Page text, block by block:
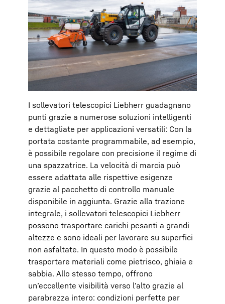
I sollevatori telescopici Liebherr guadagnano
punti grazie a numerose soluzioni intelligenti
e dettagliate per applicazioni versatili: Con la
portata costante programmabile, ad esempio,
è possibile regolare con precisione il regime di
una spazzatrice. La velocità di marcia può
essere adattata alle rispettive esigenze
grazie al pacchetto di controllo manuale
disponibile in aggiunta. Grazie alla trazione
integrale, i sollevatori telescopici Liebherr
possono trasportare carichi pesanti a grandi
altezze e sono ideali per lavorare su superfici
non asfaltate. In questo modo è possibile
trasportare materiali come pietrisco, ghiaia e
sabbia. Allo stesso tempo, offrono
un’eccellente visibilità verso l’alto grazie al
parabrezza intero: condizioni perfette per